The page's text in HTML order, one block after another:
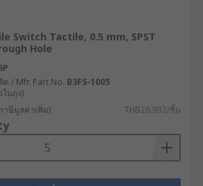
Switch Tactile, 0.5 mm, SPST
Hole
/ Mfr. Part No. B3FS-1005
นถุง)
าษีมูลค่าเพิ่ม) THB26.932/ชิ้น